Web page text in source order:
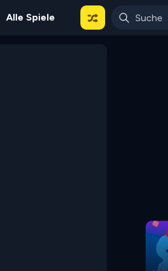
Show
Alle Spiele